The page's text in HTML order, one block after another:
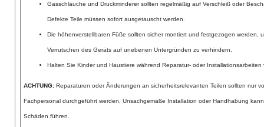
Gasschläuche und Druckminderer sollten regelmäßig auf Verschleiß oder
Defekte Teile müssen sofort ausgetauscht werden.
Die höhenverstellbaren Füße sollten sicher montiert und festgezogen werden,
Verrutschen des Geräts auf unebenen Untergründen zu verhindern.
Halten Sie Kinder und Haustiere während Reparatur- oder Installationsarbeiten
ACHTUNG: Reparaturen oder Änderungen an sicherheitsrelevanten Teilen sollten nur
Fachpersonal durchgeführt werden. Unsachgemäße Installation oder Handhabung
Schäden führen.